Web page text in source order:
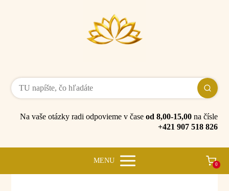
Na vaše otázky radi odpovieme v čase od 8,00-15,00na čísle
+421 907 518 826
MENU 0